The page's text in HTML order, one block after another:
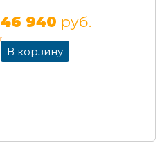
46 940 руб.
В корзину